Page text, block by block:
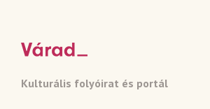
Kulturális folyóirat és portál